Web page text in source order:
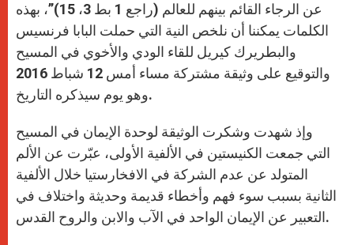
عن الرجاء القائم بينهم للعالم (راجع 1 بط 3، 15)”، بهذه
الكلمات يمكننا أن نلخص النية التي حملت البابا فرنسيس
والبطريرك كيريل للقاء الودي والأخوي في المسيح
والتوقيع على وثيقة مشتركة مساء أمس 12 شباط 2016
وهو يوم سيذكره التاريخ.
وإذ شهدت وشكرت الوثيقة لوحدة الإيمان في المسيح
التي جمعت الكنيستين في الألفية الأولى، عبّرت عن الألم
المتولد عن عدم الشركة في الافخارستيا خلال الألفية
الثانية بسبب سوء فهم وأخطاء قديمة وحديثة واختلاف في
التعبير عن الإيمان الواحد في الآب والابن والروح القدس.